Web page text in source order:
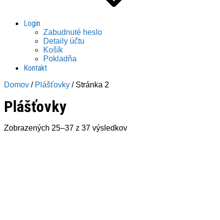
Login
Zabudnuté heslo
Detaily účtu
Košík
Pokladňa
Kontakt
Domov / Plášťovky / Stránka 2
Plášťovky
Zobrazených 25–37 z 37 výsledkovZoradené